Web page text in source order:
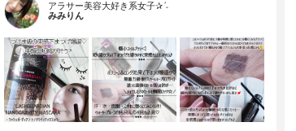
アラサー美容大好き系女子✰ˊ˗
みみりん